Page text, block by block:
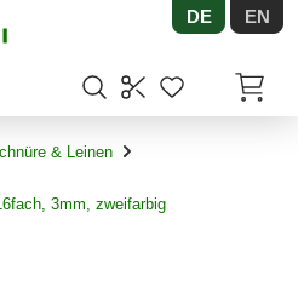
DE EN
& Leinen
3mm, zweifarbig